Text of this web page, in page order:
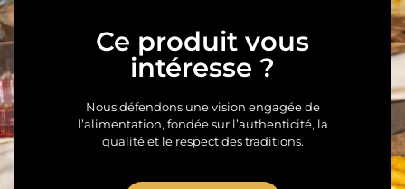
Ce produit vous
intéresse ?
Nous défendons une vision engagée de
l’alimentation, fondée sur l’authenticité, la
qualité et le respect des traditions.